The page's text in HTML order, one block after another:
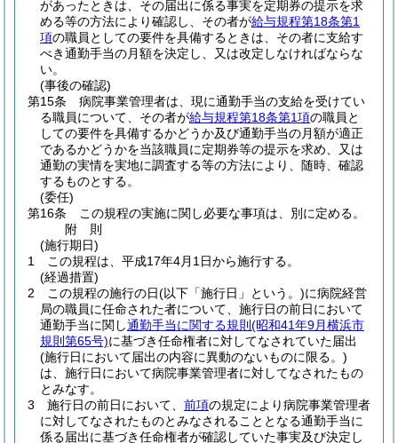
があったときは、その届出に係る事実を定期券の提示を求
める等の方法により確認し、その者が給与規程第18条第1
項の職員としての要件を具備するときは、その者に支給す
べき通勤手当の月額を決定し、又は改定しなければならな
い。
(事後の確認)
第15条
病院事業管理者は、現に通勤手当の支給を受けてい
る職員について、その者が給与規程第18条第1項の職員と
しての要件を具備するかどうか及び通勤手当の月額が適正
であるかどうかを当該職員に定期券等の提示を求め、又は
通勤の実情を実地に調査する等の方法により、随時、確認
するものとする。
(委任)
第16条
この規程の実施に関し必要な事項は、別に定める。
附 則
(施行期日)
1
この規程は、平成17年4月1日から施行する。
(経過措置)
2
この規程の施行の日(以下「施行日」という。)に病院経営
局の職員に任命された者について、施行日の前日において
通勤手当に関し通勤手当に関する規則 (昭和41年9月横浜市
規則第65号)に基づき任命権者に対してなされていた届出
(施行日において届出の内容に異動のないものに限る。)
は、施行日において病院事業管理者に対してなされたもの
とみなす。
3
施行日の前日において、 前項の規定により病院事業管理者
に対してなされたものとみなされることとなる通勤手当に
係る届出に基づき任命権者が確認していた事実及び決定し